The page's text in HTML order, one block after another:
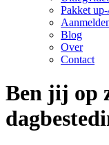
Pakket
Blog
Over
Contact
Ben jij op